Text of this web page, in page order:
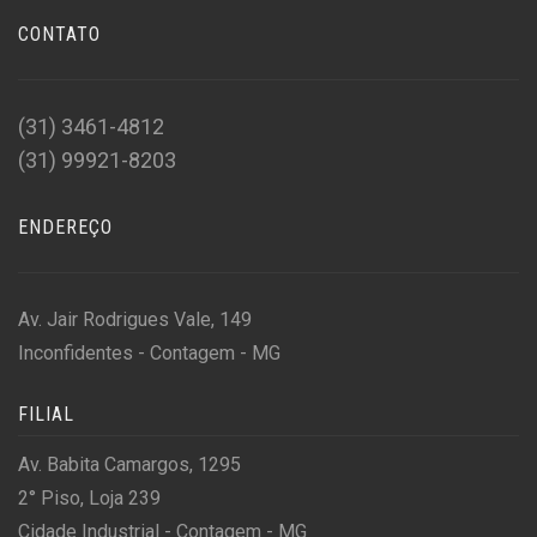
CONTATO
(31) 3461-4812
(31) 99921-8203
ENDEREÇO
Av. Jair Rodrigues Vale, 149
Inconfidentes - Contagem - MG
FILIAL
Av. Babita Camargos, 1295
2° Piso, Loja 239
Cidade Industrial - Contagem - MG